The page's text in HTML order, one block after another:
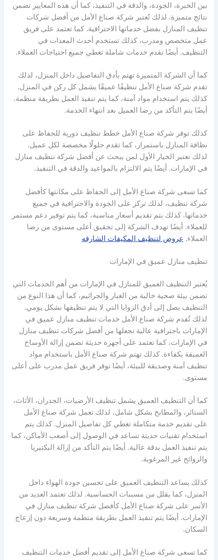
بين الخبرة، الجودة، والدقة في التنفيذ، كما أن هذه المعايير تضمن
نتائج متميزة. لذلك تُعتبر شركة صناع الأمل من أفضل شركات
تنظيف المنازل بفضل خدماتها الاحترافية. كما تعتمد على فريق
عمل متخصص ومدرب، كذلك تستخدم أحدث المعدات في
التنظيف. أيضًا تقدم خدمات شاملة تغطي جميع احتياجات العملاء.
كما أن الشركة المتميزة تهتم بأدق التفاصيل داخل المنزل، لذلك
تقدم شركة صناع الأمل تنظيفًا عميقًا يشمل كل ركن في المنزل.
كذلك يتم استخدام مواد آمنة، كما يتم تنفيذ العمل بطريقة منظمة.
أيضًا يتم التأكد من رضا العميل بعد انتهاء الخدمة.
كذلك توفر شركة صناع الأمل خطط تنظيف دورية للحفاظ على
نظافة المنازل باستمرار، كما تقدم حلولًا مخصصة لكل عميل.
لذلك تعتبر الخيار الأول لمن يبحث عن أفضل شركة تنظيف منازل
في الإمارات. أيضًا يتم الالتزام بالمواعيد والدقة في التنفيذ.
كما تسعى شركة صناع الأمل إلى الحفاظ على مكانتها كأفضل
شركة تنظيف، لذلك تركز على الجودة والاحترافية في جميع
خدماتها. كذلك يتم تقديم أسعار مناسبة، كما يتم توفير دعم مستمر
للعملاء. أيضًا تهدف الشركة إلى تحقيق أعلى مستوى من رضا
العملاء. عروض لتنظيف المكيفات الشارقه
تنظيف منازل عميق في الإمارات
يُعتبر التنظيف العميق للمنازل في الإمارات من أهم الخدمات التي
تضمن بيئة صحية خالية من الغبار والجراثيم، كما أن هذا النوع من
التنظيف يصل إلى أدق الزوايا التي لا يتم تنظيفها بشكل يومي.
لذلك تُقدم شركة صناع الأمل خدمات تنظيف منازل عميق في
الإمارات باحترافية عالية تجعلها من أفضل شركات تنظيف منازل
في الإمارات، كما تعتمد على أجهزة حديثة تضمن إزالة الأوساخ
العميقة بكفاءة. كذلك تهتم شركة صناع الأمل باستخدام مواد
تنظيف آمنة وصديقة للبيئة، أيضًا توفر فريق عمل مدرب على أعلى
مستوى.
كما أن التنظيف العميق يشمل تنظيف الأرضيات، الجدران، الأثاث،
الستائر، والمطابخ بشكل شامل، لذلك تعمل شركة صناع الأمل
على تقديم خدمة متكاملة تغطي كل تفاصيل المنزل. كذلك يتم
استخدام تقنيات حديثة تساعد في الوصول إلى أصعب الأماكن، كما
يتم تنفيذ العمل بدقة عالية. أيضًا يتم التأكد من إزالة البكتيريا
والروائح غير المرغوبة.
كذلك يساعد التنظيف العميق على تحسين جودة الهواء داخل
المنزل، كما يقلل من مسببات الحساسية. لذلك تعتمد العديد من
الأسر على شركة صناع الأمل كأفضل شركة تنظيف منازل في
الإمارات. أيضًا يتم تنفيذ العمل بطريقة منظمة وسريعة دون إزعاج
السكان.
كما تسعى شركة صناع الأمل إلى تقديم أفضل خدمات التنظيف